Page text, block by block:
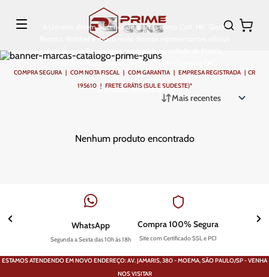
A Umarex detém a licença de marcas como Colt, HK, Glock,
Beretta, Walther e muito mais. Somos representantes oficiais
da marca no Brasil com uma grande variedade de Pistola,
Revólver e Rifles Airgun, Airsoft e Home Defense T4E.
0 produto
COMPRA SEGURA | COM NOTA FISCAL | COM GARANTIA | EMPRESA REGISTRADA | CR
195610 | FRETE GRÁTIS (SUL E SUDESTE)*
Mais recentes
Nenhum produto encontrado
WhatsApp
Segunda a Sexta das 10h às 18h
Compra 100% Segura
Site com Certificado SSL e PCI
ESTAMOS ATENDENDO EM NOVO ENDEREÇO: AV. JAMARIS, 380 - MOEMA, SÃO PAULO/SP - VENHA
NOS VISITAR